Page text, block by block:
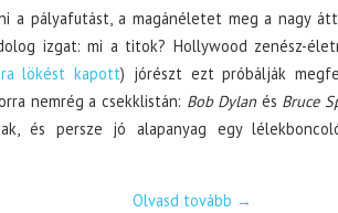
a pályafutást, a magánéletet meg a nagy
izgat: mi a titok? Hollywood zenész-
lökést kapott) jórészt ezt próbálják
nemrég a csekklistán: Bob Dylanés Bruce
és persze jó alapanyag egy
Olvasd tovább →